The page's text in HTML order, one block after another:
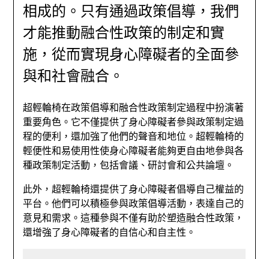
相成的。只有通過政策倡導，我們
才能推動融合性政策的制定和實
施，從而實現身心障礙者的全面參
與和社會融合。
超輕輪椅在政策倡導和融合性政策制定過程中扮演著
重要角色。它不僅提供了身心障礙者參與政策制定過
程的便利，還加強了他們的聲音和地位。超輕輪椅的
輕便性和易使用性使身心障礙者能夠更自由地參與各
種政策制定活動，包括會議、研討會和公共論壇。
此外，超輕輪椅還提供了身心障礙者倡導自己權益的
平台。他們可以積極參與政策倡導活動，表達自己的
意見和需求。這種參與不僅有助於塑造融合性政策，
還增強了身心障礙者的自信心和自主性。